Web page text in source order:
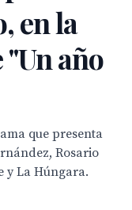
en la
año
que presenta
Rosario
y La Húngara.